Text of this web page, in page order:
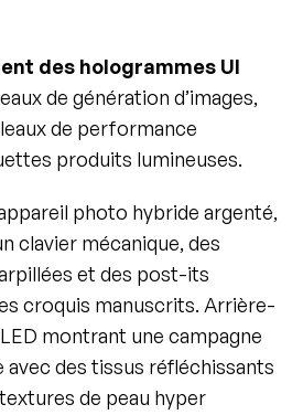
des hologrammes UI
de génération d’images,
de performance
produits lumineuses.
photo hybride argenté,
clavier mécanique, des
et des post-its
croquis manuscrits. Arrière-
montrant une campagne
avec des tissus réfléchissants
de peau hyper